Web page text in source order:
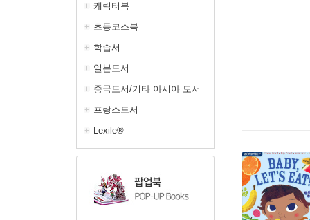
캐릭터북
초등코스북
학습서
일본도서
중국도서/기타 아시아 도서
프랑스도서
Lexile®